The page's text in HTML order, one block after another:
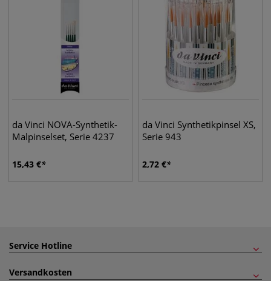
da Vinci NOVA-Synthetik-
Malpinselset, Serie 4237
15,43 €
da Vinci Synthetikpinsel XS,
Serie 943
2,72 €
Service Hotline
Versandkosten